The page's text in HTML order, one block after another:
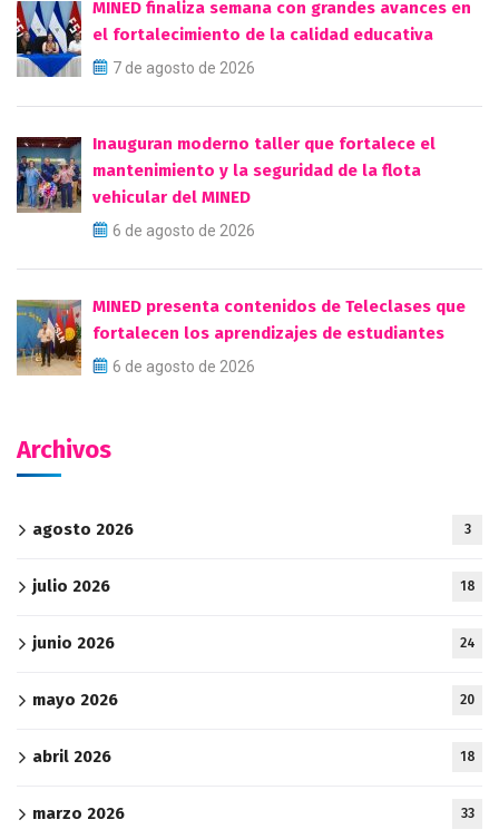
MINED finaliza semana con grandes avances en
el fortalecimiento de la calidad educativa
7 de agosto de 2026
Inauguran moderno taller que fortalece el
mantenimiento y la seguridad de la flota
vehicular del MINED
6 de agosto de 2026
MINED presenta contenidos de Teleclases que
fortalecen los aprendizajes de estudiantes
6 de agosto de 2026
Archivos
agosto 2026 3
julio 2026 18
junio 2026 24
mayo 2026 20
abril 2026 18
marzo 2026 33